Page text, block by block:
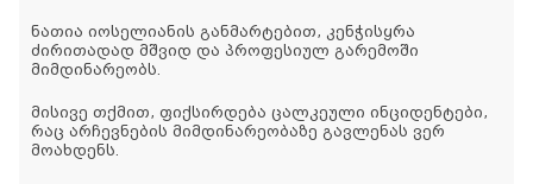
ნათია იოსელიანის განმარტებით, კენჭისყრა
ძირითადად მშვიდ და პროფესიულ გარემოში
მიმდინარეობს.
მისივე თქმით, ფიქსირდება ცალკეული ინციდენტები,
რაც არჩევნების მიმდინარეობაზე გავლენას ვერ
მოახდენს.